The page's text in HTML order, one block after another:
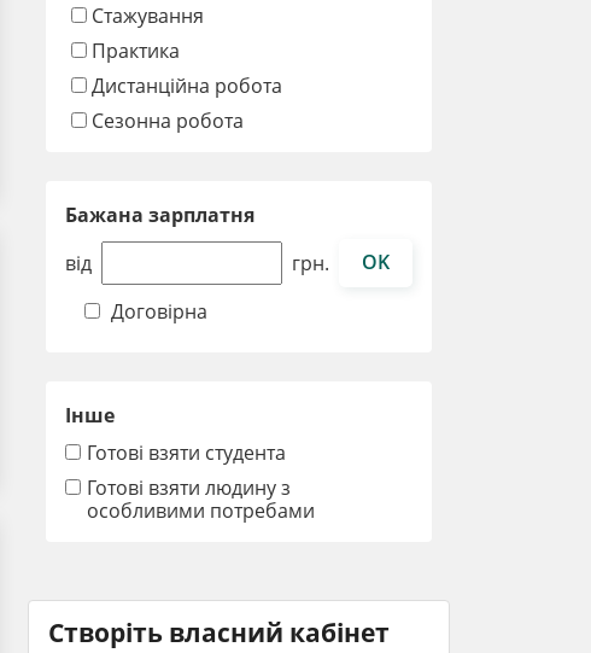
Стажування
Практика
Дистанційна робота
Сезонна робота
Бажана зарплатня
від
грн.
OK
Договірна
Інше
Готові взяти студента
Готові взяти людину з
особливими потребами
Створіть власний кабінет